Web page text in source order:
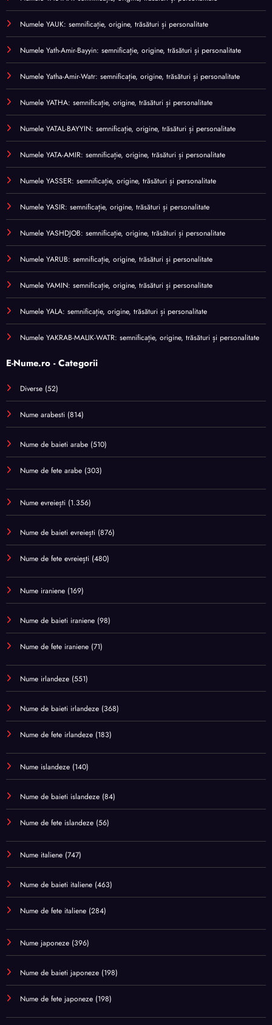
Numele YAUK: semnificație, origine, trăsături și personalitate
Numele Yath-Amir-Bayyin: semnificație, origine, trăsături și personalitate
Numele Yatha-Amir-Watr: semnificație, origine, trăsături și personalitate
Numele YATHA: semnificație, origine, trăsături și personalitate
Numele YATAL-BAYYIN: semnificație, origine, trăsături și personalitate
Numele YATA-AMIR: semnificație, origine, trăsături și personalitate
Numele YASSER: semnificație, origine, trăsături și personalitate
Numele YASIR: semnificație, origine, trăsături și personalitate
Numele YASHDJOB: semnificație, origine, trăsături și personalitate
Numele YARUB: semnificație, origine, trăsături și personalitate
Numele YAMIN: semnificație, origine, trăsături și personalitate
Numele YALA: semnificație, origine, trăsături și personalitate
Numele YAKRAB-MALIK-WATR: semnificație, origine, trăsături și personalitate
E-Nume.ro - Categorii
Diverse (52)
Nume arabesti (814)
Nume de baieti arabe (510)
Nume de fete arabe (303)
Nume evreiești (1.356)
Nume de baieti evreiești (876)
Nume de fete evreiești (480)
Nume iraniene (169)
Nume de baieti iraniene (98)
Nume de fete iraniene (71)
Nume irlandeze (551)
Nume de baieti irlandeze (368)
Nume de fete irlandeze (183)
Nume islandeze (140)
Nume de baieti islandeze (84)
Nume de fete islandeze (56)
Nume italiene (747)
Nume de baieti italiene (463)
Nume de fete italiene (284)
Nume japoneze (396)
Nume de baieti japoneze (198)
Nume de fete japoneze (198)